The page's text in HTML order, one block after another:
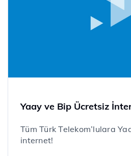
Yaay ve Bip Ücretsiz
Tüm Türk Telekom’lulara
internet!